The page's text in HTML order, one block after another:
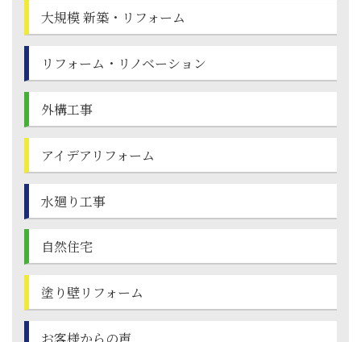
大規模 新築・ リフォーム
リフォーム・ リノベーション
外構工事
アイデアリフォーム
水廻り工事
自然住宅
塗り壁リフォーム